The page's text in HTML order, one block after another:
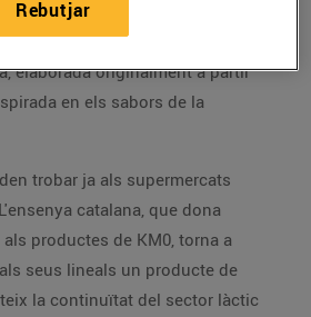
Postre Làctic, una de les
del ‘postrer’ d’El
elaborada originalment a partir
en els sabors de la
trobar ja als supermercats
catalana, que dona
productes de KM0, torna a
seus lineals un producte de
la continuïtat del sector làctic
Rebutjar